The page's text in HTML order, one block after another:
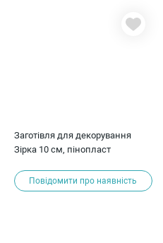
Заготівля для декорування
Зірка 10 см, пінопласт
Повідомити про наявність